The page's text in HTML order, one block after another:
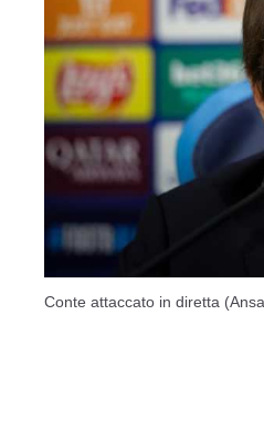
Conte attaccato in diretta